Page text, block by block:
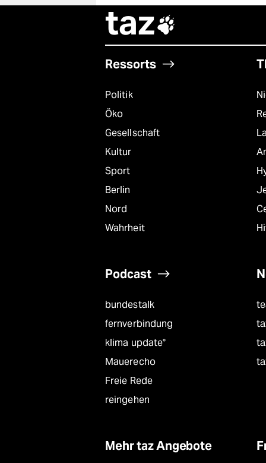
taz
Ressorts
Politik
Öko
Gesellschaft
Kultur
Sport
Berlin
Nord
Wahrheit
Podcast
bundestalk
fernverbindung
klima update°
Mauerecho
Freie Rede
reingehen
Mehr taz Angebote